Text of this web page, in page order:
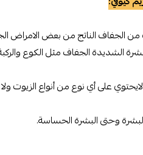
الجفاف الناتج من بعض الامراض
الشديدة الجفاف مثل الكوع
على أي نوع من أنواع الزيوت
وحتى البشرة الحساسة.